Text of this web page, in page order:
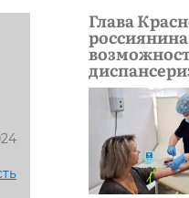
Глава
россиянина